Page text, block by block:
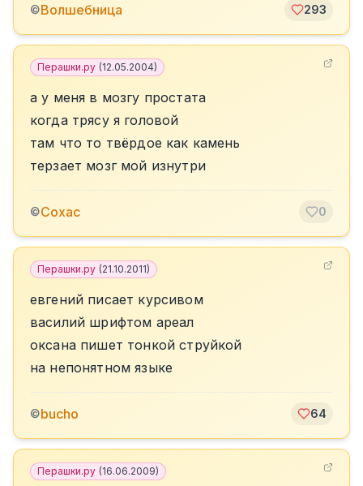
©Волшебница 293
Перашки.ру (12.05.2004)
а у меня в мозгу простата
когда трясу я головой
там что то твёрдое как камень
терзает мозг мой изнутри
©Сохас 0
Перашки.ру (21.10.2011)
евгений писает курсивом
василий шрифтом ареал
оксана пишет тонкой струйкой
на непонятном языке
©bucho 64
Перашки.ру (16.06.2009)